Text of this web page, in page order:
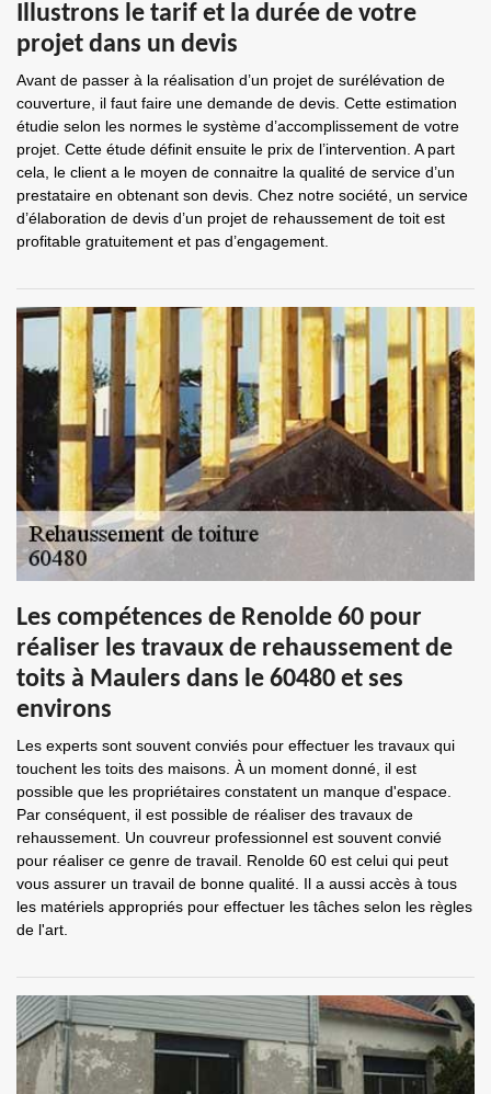
Illustrons le tarif et la durée de votre
projet dans un devis
Avant de passer à la réalisation d’un projet de surélévation de
couverture, il faut faire une demande de devis. Cette estimation
étudie selon les normes le système d’accomplissement de votre
projet. Cette étude définit ensuite le prix de l’intervention. A part
cela, le client a le moyen de connaitre la qualité de service d’un
prestataire en obtenant son devis. Chez notre société, un service
d’élaboration de devis d’un projet de rehaussement de toit est
profitable gratuitement et pas d’engagement.
Les compétences de Renolde 60 pour
réaliser les travaux de rehaussement de
toits à Maulers dans le 60480 et ses
environs
Les experts sont souvent conviés pour effectuer les travaux qui
touchent les toits des maisons. À un moment donné, il est
possible que les propriétaires constatent un manque d'espace.
Par conséquent, il est possible de réaliser des travaux de
rehaussement. Un couvreur professionnel est souvent convié
pour réaliser ce genre de travail. Renolde 60 est celui qui peut
vous assurer un travail de bonne qualité. Il a aussi accès à tous
les matériels appropriés pour effectuer les tâches selon les règles
de l'art.